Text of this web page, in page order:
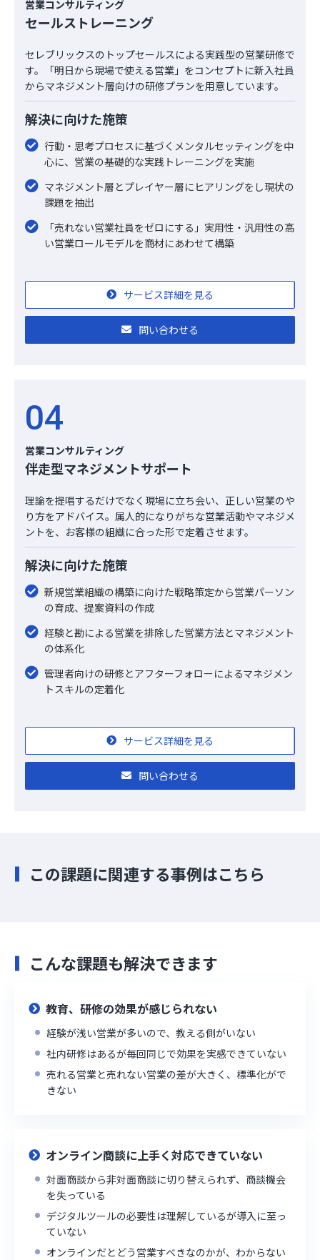
営業コンサルティング
セールストレーニング
セレブリックスのトップセールスによる実践型の営業研修で
す。「明日から現場で使える営業」をコンセプトに新入社員
からマネジメント層向けの研修プランを用意しています。
解決に向けた施策
行動・思考プロセスに基づくメンタルセッティングを中
心に、営業の基礎的な実践トレーニングを実施
マネジメント層とプレイヤー層にヒアリングをし現状の
課題を抽出
「売れない営業社員をゼロにする」実用性・汎用性の高
い営業ロールモデルを商材にあわせて構築
サービス詳細を見る
問い合わせる
04
営業コンサルティング
伴走型マネジメントサポート
理論を提唱するだけでなく現場に立ち会い、正しい営業のや
り方をアドバイス。属人的になりがちな営業活動やマネジメ
ントを、お客様の組織に合った形で定着させます。
解決に向けた施策
新規営業組織の構築に向けた戦略策定から営業パーソン
の育成、提案資料の作成
経験と勘による営業を排除した営業方法とマネジメント
の体系化
管理者向けの研修とアフターフォローによるマネジメン
トスキルの定着化
サービス詳細を見る
問い合わせる
この課題に関連する事例はこちら
こんな課題も解決できます
教育、研修の効果が感じられない
経験が浅い営業が多いので、教える側がいない
社内研修はあるが毎回同じで効果を実感できていない
売れる営業と売れない営業の差が大きく、標準化がで
きない
オンライン商談に上手く対応できていない
対面商談から非対面商談に切り替えられず、商談機会
を失っている
デジタルツールの必要性は理解しているが導入に至っ
ていない
オンラインだとどう営業すべきなのかが、わからない